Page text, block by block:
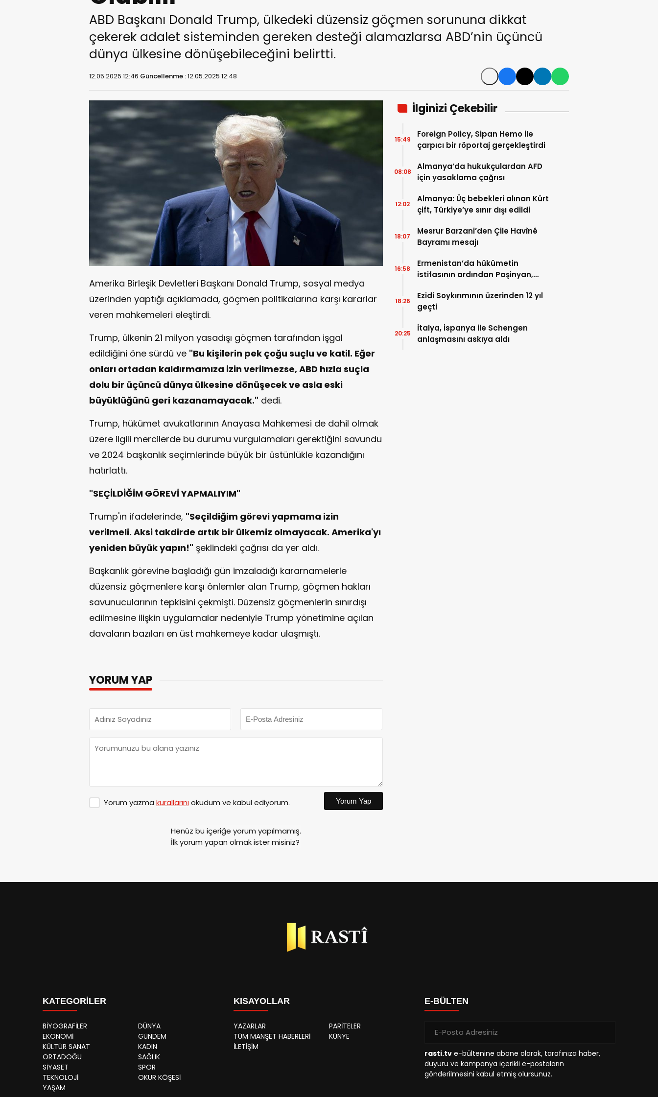
ABD Başkanı Donald Trump, ülkedeki düzensiz göçmen sorununa dikkat
çekerek adalet sisteminden gereken desteği alamazlarsa ABD’nin üçüncü
dünya ülkesine dönüşebileceğini belirtti.
12.05.2025 12:46 Güncellenme :12.05.2025 12:48
Amerika Birleşik Devletleri Başkanı Donald Trump, sosyal medya
üzerinden yaptığı açıklamada, göçmen politikalarına karşı kararlar
veren mahkemeleri eleştirdi.
Trump, ülkenin 21 milyon yasadışı göçmen tarafından işgal
edildiğini öne sürdü ve "Bu kişilerin pek çoğu suçlu ve katil. Eğer
onları ortadan kaldırmamıza izin verilmezse, ABD hızla suçla
dolu bir üçüncü dünya ülkesine dönüşecek ve asla eski
büyüklüğünü geri kazanamayacak." dedi.
Trump, hükümet avukatlarının Anayasa Mahkemesi de dahil olmak
üzere ilgili mercilerde bu durumu vurgulamaları gerektiğini savundu
ve 2024 başkanlık seçimlerinde büyük bir üstünlükle kazandığını
hatırlattı.
"SEÇİLDİĞİM GÖREVİ YAPMALIYIM"
Trump'ın ifadelerinde, "Seçildiğim görevi yapmama izin
verilmeli. Aksi takdirde artık bir ülkemiz olmayacak. Amerika'yı
yeniden büyük yapın!" şeklindeki çağrısı da yer aldı.
Başkanlık görevine başladığı gün imzaladığı kararnamelerle
düzensiz göçmenlere karşı önlemler alan Trump, göçmen hakları
savunucularının tepkisini çekmişti. Düzensiz göçmenlerin sınırdışı
edilmesine ilişkin uygulamalar nedeniyle Trump yönetimine açılan
davaların bazıları en üst mahkemeye kadar ulaşmıştı.
YORUM YAP
Yorum yazma kurallarınıokudum ve kabul ediyorum. Yorum Yap
Henüz bu içeriğe yorum yapılmamış.
İlk yorum yapan olmak ister misiniz?
İlginizi Çekebilir
Foreign Policy, Sipan Hemo ile
çarpıcı bir röportaj gerçekleştirdi
15:49
Almanya’da hukukçulardan AFD
için yasaklama çağrısı
08:08
Almanya: Üç bebekleri alınan Kürt
çift, Türkiye’ye sınır dışı edildi
12:02
Mesrur Barzani’den Çile Havînê
Bayramı mesajı
18:07
Ermenistan’da hükümetin
istifasının ardından Paşinyan,
16:58
Ezidi Soykırımının üzerinden 12 yıl
geçti
18:26
İtalya, İspanya ile Schengen
anlaşmasını askıya aldı
20:25
KATEGORİLER
BİYOGRAFİLER
DÜNYA
EKONOMİ
GÜNDEM
KÜLTÜR SANAT
KADIN
ORTADOĞU
SAĞLIK
SİYASET
SPOR
TEKNOLOJİ
OKUR KÖŞESİ
YAŞAM
KISAYOLLAR
YAZARLAR
PARİTELER
TÜM MANŞET HABERLERİ
KÜNYE
İLETİŞİM
E-BÜLTEN
rasti.tv e-bültenine abone olarak, tarafınıza haber,
duyuru ve kampanya içerikli e-postaların
gönderilmesini kabul etmiş olursunuz.